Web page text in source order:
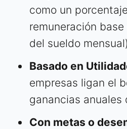
como un
remuneración base
del sueldo
Basado en
empresas ligan el
ganancias anuales
Con metas o